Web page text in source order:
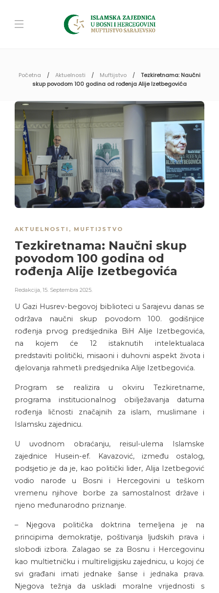
Početna Aktuelnosti Muftijstvo
Tezkiretnama: Naučni
skup povodom 100 godina od rođenja Alije Izetbegovića
AKTUELNOSTI , MUFTIJSTVO
Tezkiretnama: Naučni skup
povodom 100 godina od
rođenja Alije Izetbegovića
Redakcija, 15. Septembra 2025.
U Gazi Husrev-begovoj biblioteci u Sarajevu danas se
održava naučni skup povodom 100. godišnjice
rođenja prvog predsjednika BiH Alije Izetbegovića,
na kojem će 12 istaknutih intelektualaca
predstaviti politički, misaoni i duhovni aspekt života i
djelovanja rahmetli predsjednika Alije Izetbegovića.
Program se realizira u okviru Tezkiretname,
programa institucionalnog obilježavanja datuma
rođenja ličnosti značajnih za islam, muslimane i
Islamsku zajednicu.
U uvodnom obraćanju, reisul-ulema Islamske
zajednice Husein-ef. Kavazović, između ostalog,
podsjetio je da je, kao politički lider, Alija Izetbegović
vodio narode u Bosni i Hercegovini u teškom
vremenu njihove borbe za samostalnost države i
njeno međunarodno priznanje.
– Njegova politička doktrina temeljena je na
principima demokratije, poštivanja ljudskih prava i
slobodi izbora. Zalagao se za Bosnu i Hercegovinu
kao multietničku i multireligijsku zajednicu, u kojoj će
svi građani imati jednake šanse i jednaka prava.
Njegova težnja da uskladi moralne vrijednosti s